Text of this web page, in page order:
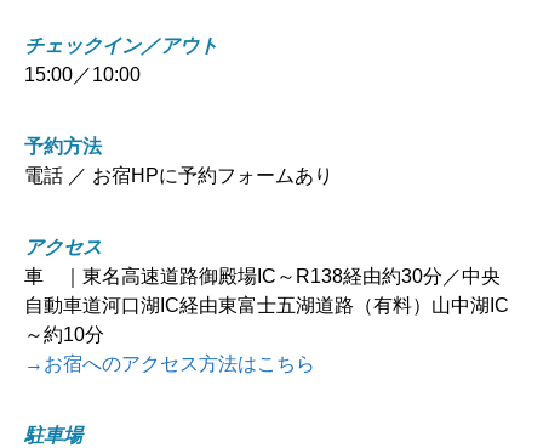
チェックイン／アウト
15:00／10:00
予約方法
電話 ／ お宿HPに予約フォームあり
アクセス
車 ｜東名高速道路御殿場IC～R138経由約30分／中央
自動車道河口湖IC経由東富士五湖道路（有料）山中湖IC
～約10分
→お宿へのアクセス方法はこちら
駐車場